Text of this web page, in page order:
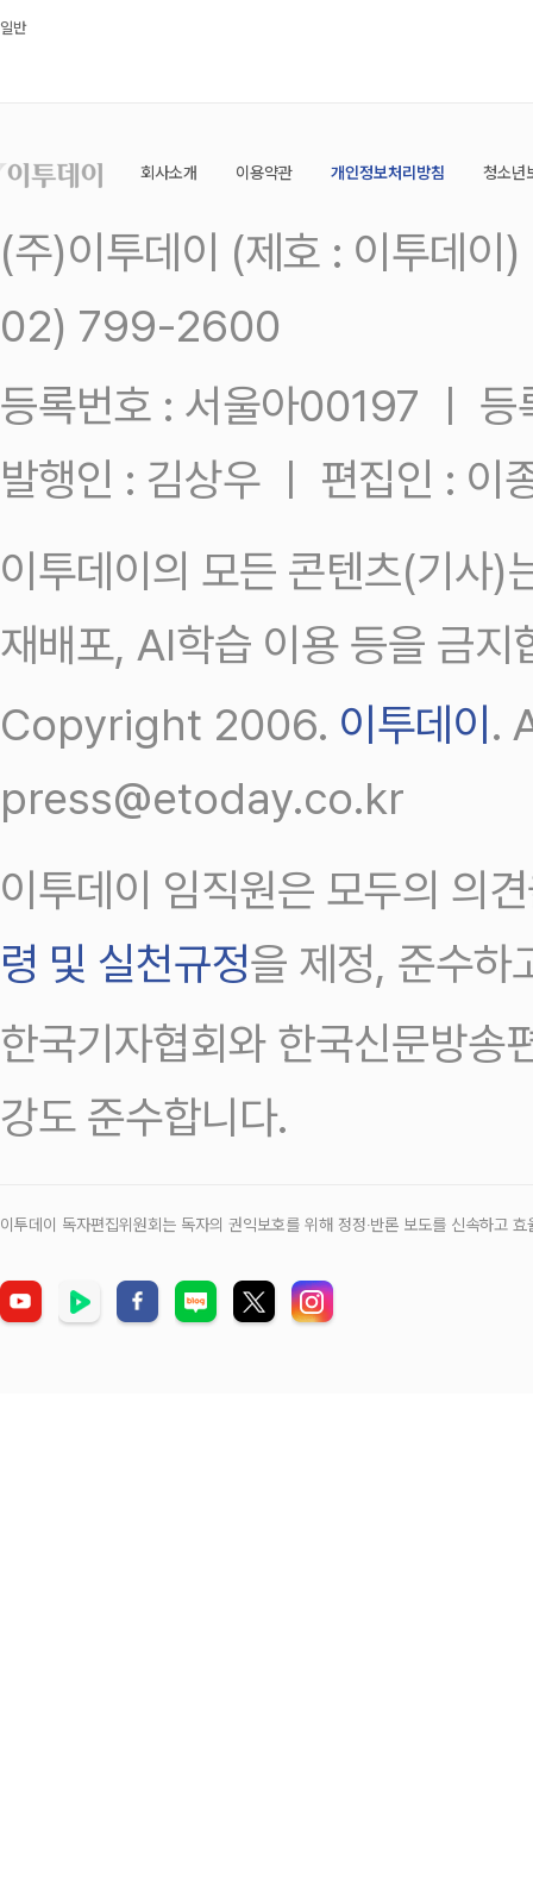
일반
회사소개 이용약관 개인정보처리방침 청소년
(주)이투데이 (제호 : 이투데
02) 799-2600
등록번호 : 서울아00197 ㅣ
발행인 : 김상우 ㅣ 편집인 : 이
이투데이의 모든 콘텐츠(기사)
재배포, AI학습 이용 등을 금지
Copyright 2006. 이투데이 .
press@etoday.co.kr
이투데이 임직원은 모두의 의
령 및 실천규정을 제정, 준수하
한국기자협회와 한국신문방송
강도 준수합니다.
이투데이 독자편집위원회는 독자의 권익보호를 위해 정정‧반론 보도를 신속하고